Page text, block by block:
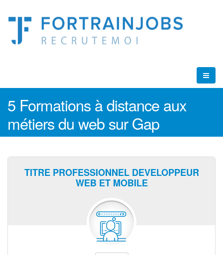
5 Formations à distance aux
métiers du web sur Gap
TITRE PROFESSIONNEL DEVELOPPEUR
WEB ET MOBILE